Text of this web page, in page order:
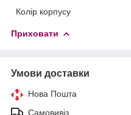
Колір корпусу
Приховати
Умови доставки
Нова Пошта
Самовивіз